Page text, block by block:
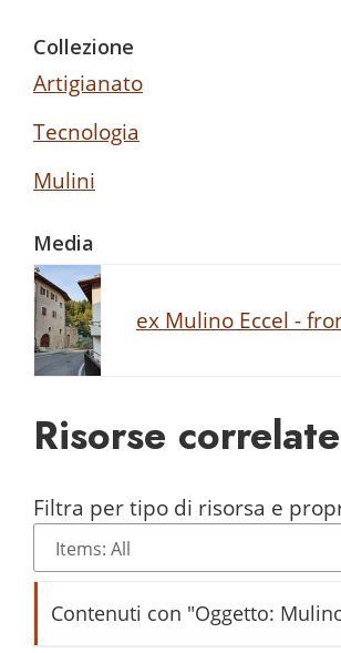
Collezione
Artigianato
Tecnologia
Mulini
Media
ex Mulino Eccel -
Risorse correlate
Filtra per tipo di risorsa e
Contenuti con "Oggetto: